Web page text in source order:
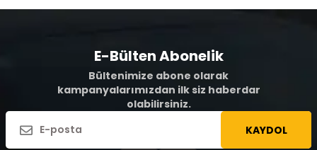
E-Bülten Abonelik
Bültenimize abone olarak
kampanyalarımızdan ilk siz haberdar
olabilirsiniz.
KAYDOL